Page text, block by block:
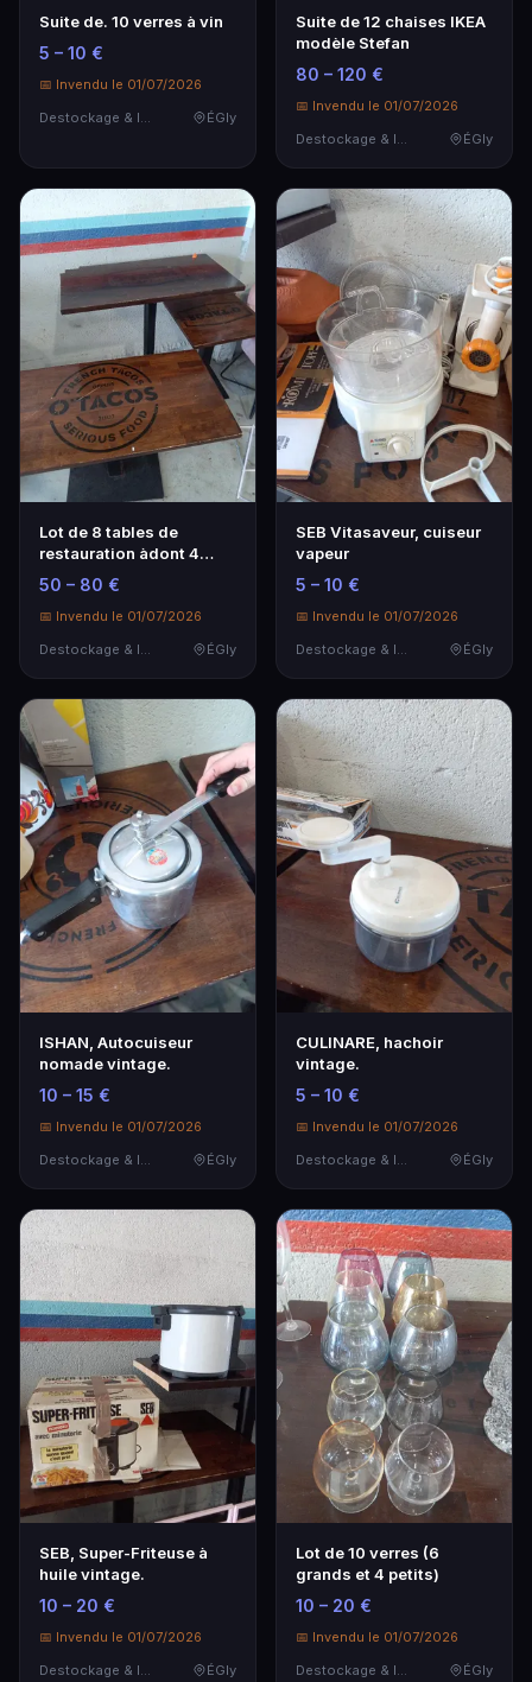
Suite de. 10 verres à vin
5 – 10 €
📅 Invendu le 01/07/2026
Destockage & Invendus
ÉGly
Suite de 12 chaises IKEA
modèle Stefan
80 – 120 €
📅 Invendu le 01/07/2026
Destockage & Invendus
ÉGly
Lot de 8 tables de
restauration àdont 4
tables à plateau car…
50 – 80 €
📅 Invendu le 01/07/2026
Destockage & Invendus
ÉGly
SEB Vitasaveur, cuiseur
vapeur
5 – 10 €
📅 Invendu le 01/07/2026
Destockage & Invendus
ÉGly
ISHAN, Autocuiseur
nomade vintage.
10 – 15 €
📅 Invendu le 01/07/2026
Destockage & Invendus
ÉGly
CULINARE, hachoir
vintage.
5 – 10 €
📅 Invendu le 01/07/2026
Destockage & Invendus
ÉGly
SEB, Super-Friteuse à
huile vintage.
10 – 20 €
📅 Invendu le 01/07/2026
Destockage & Invendus
ÉGly
Lot de 10 verres (6
grands et 4 petits)
10 – 20 €
📅 Invendu le 01/07/2026
Destockage & Invendus
ÉGly